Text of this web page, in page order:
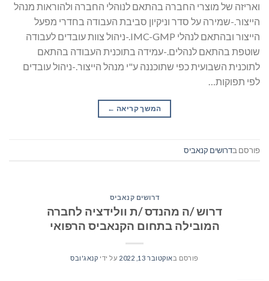
ואריזה של מוצרי החברה בהתאם לנוהלי החברה ולהוראות מנהל
הייצור.-שמירה על סדר וניקיון סביבת העבודה בחדרי מפעל
הייצור ובהתאם לנהלי IMC-GMP.-ניהול צוות עובדים לעבודה
שוטפת בהתאם לנהלים.-עמידה בתוכנית העבודה בהתאם
לתוכנית השבועית כפי שתוכננה ע"י מנהל הייצור.-ניהול עובדים
לפי תפוקות…
המשך קריאה →
פורסם בדרושים קנאביס
דרושים קנאביס
דרוש /ה מהנדס /ת וולידציה לחברה
המובילה בתחום הקנאביס הרפואי
פורסם באוקטובר 13, 2022 על ידי קנאג'ובס